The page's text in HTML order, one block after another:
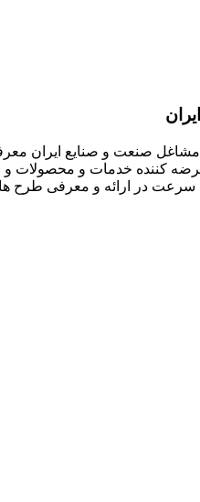
صنعت و صنایع ایران
عرضه کننده خدمات و محصولات
، سرعت در ارائه و معرفی